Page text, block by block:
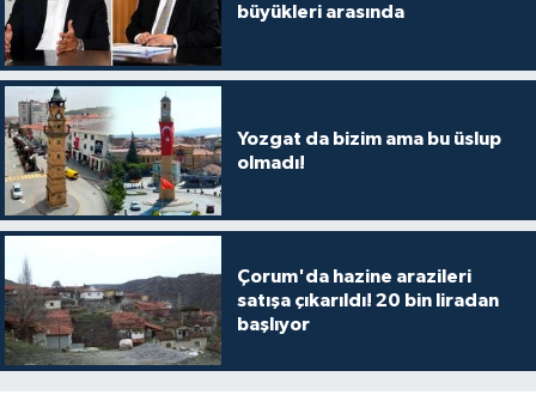
büyükleri arasında
Yozgat da bizim ama bu üslup
olmadı!
Çorum'da hazine arazileri
satışa çıkarıldı! 20 bin liradan
başlıyor